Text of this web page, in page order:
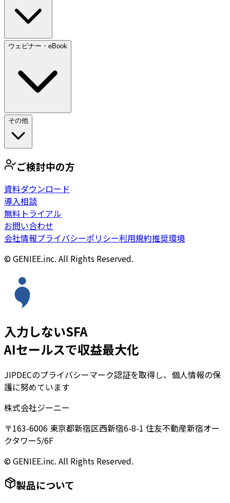
ウェビナー・eBook
その他
ご検討中の方
資料ダウンロード
導入相談
無料トライアル
お問い合わせ
会社情報プライバシーポリシー利用規約推奨環境
© GENIEE.inc. All Rights Reserved.
入力しないSFA
AIセールスで収益最大化
JIPDECのプライバシーマーク認証を取得し、個人情報の保
護に努めています
株式会社ジーニー
〒163-6006 東京都新宿区西新宿6-8-1 住友不動産新宿オー
クタワー5/6F
© GENIEE.inc. All Rights Reserved.
製品について